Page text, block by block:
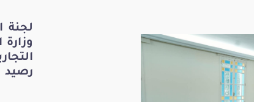
لجنة
رصيد